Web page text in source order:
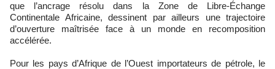
que l’ancrage résolu dans la Zone de Libre-Échange
Continentale Africaine, dessinent par ailleurs une trajectoire
d’ouverture maîtrisée face à un monde en recomposition
accélérée.
Pour les pays d’Afrique de l’Ouest importateurs de pétrole, le